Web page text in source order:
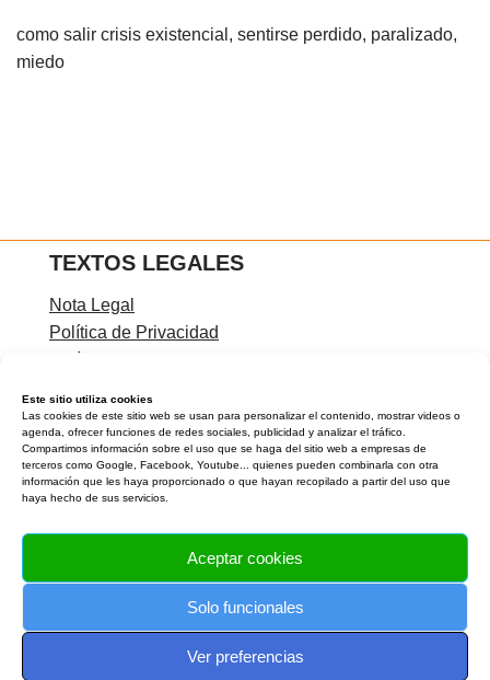
Este sitio utiliza cookies
Las cookies de este sitio web se usan para personalizar el contenido, mostrar videos o
agenda, ofrecer funciones de redes sociales, publicidad y analizar el tráfico.
Compartimos información sobre el uso que se haga del sitio web a empresas de
terceros como Google, Facebook, Youtube... quienes pueden combinarla con otra
información que les haya proporcionado o que hayan recopilado a partir del uso que
haya hecho de sus servicios.
Aceptar cookies
Solo funcionales
Ver preferencias
como salir crisis existencial, sentirse perdido, paralizado,
miedo
TEXTOS LEGALES
Nota Legal
Política de Privacidad
CONTACTA CONMIGO
Rocío Carreíra
Email:info@laverdaddetualma.com
APÚNTATE AL NEWSLETTER